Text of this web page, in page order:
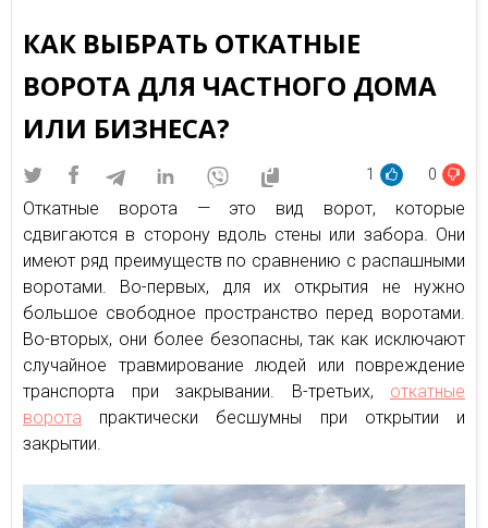
КАК ВЫБРАТЬ ОТКАТНЫЕ
ВОРОТА ДЛЯ ЧАСТНОГО ДОМА
ИЛИ БИЗНЕСА?
1 0
Откатные ворота — это вид ворот, которые
сдвигаются в сторону вдоль стены или забора. Они
имеют ряд преимуществ по сравнению с распашными
воротами. Во-первых, для их открытия не нужно
большое свободное пространство перед воротами.
Во-вторых, они более безопасны, так как исключают
случайное травмирование людей или повреждение
транспорта при закрывании. В-третьих, откатные
ворота практически бесшумны при открытии и
закрытии.